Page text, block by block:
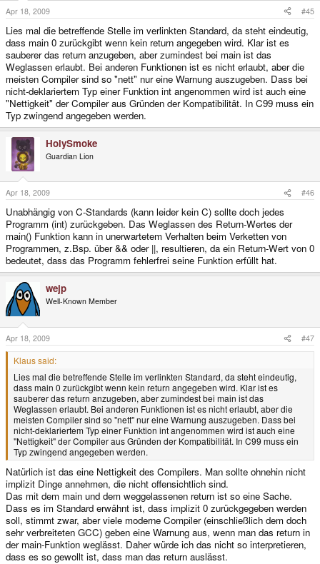
Apr 18, 2009 #45
Lies mal die betreffende Stelle im verlinkten Standard, da steht eindeutig,
dass main 0 zurückgibt wenn kein return angegeben wird. Klar ist es
sauberer das return anzugeben, aber zumindest bei main ist das
Weglassen erlaubt. Bei anderen Funktionen ist es nicht erlaubt, aber die
meisten Compiler sind so "nett" nur eine Warnung auszugeben. Dass bei
nicht-deklariertem Typ einer Funktion int angenommen wird ist auch eine
"Nettigkeit" der Compiler aus Gründen der Kompatibilität. In C99 muss ein
Typ zwingend angegeben werden.
HolySmoke
Guardian Lion
Apr 18, 2009 #46
Unabhängig von C-Standards (kann leider kein C) sollte doch jedes
Programm (int) zurückgeben. Das Weglassen des Return-Wertes der
main() Funktion kann in unerwartetem Verhalten beim Verketten von
Programmen, z.Bsp. über && oder ||, resultieren, da ein Return-Wert von 0
bedeutet, dass das Programm fehlerfrei seine Funktion erfüllt hat.
wejp
Well-Known Member
Apr 18, 2009 #47
Klaus said:
Lies mal die betreffende Stelle im verlinkten Standard, da steht eindeutig,
dass main 0 zurückgibt wenn kein return angegeben wird. Klar ist es
sauberer das return anzugeben, aber zumindest bei main ist das
Weglassen erlaubt. Bei anderen Funktionen ist es nicht erlaubt, aber die
meisten Compiler sind so "nett" nur eine Warnung auszugeben. Dass bei
nicht-deklariertem Typ einer Funktion int angenommen wird ist auch eine
"Nettigkeit" der Compiler aus Gründen der Kompatibilität. In C99 muss ein
Typ zwingend angegeben werden.
Natürlich ist das eine Nettigkeit des Compilers. Man sollte ohnehin nicht
implizit Dinge annehmen, die nicht offensichtlich sind.
Das mit dem main und dem weggelassenen return ist so eine Sache.
Dass es im Standard erwähnt ist, dass implizit 0 zurückgegeben werden
soll, stimmt zwar, aber viele moderne Compiler (einschließlich dem doch
sehr verbreiteten GCC) geben eine Warnung aus, wenn man das return in
der main-Funktion weglässt. Daher würde ich das nicht so interpretieren,
dass es so gewollt ist, dass man das return auslässt.